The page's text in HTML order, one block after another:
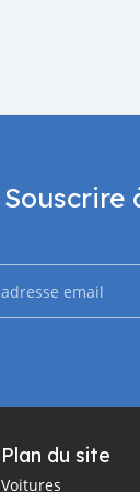
Souscrire
Plan du site
Voitures